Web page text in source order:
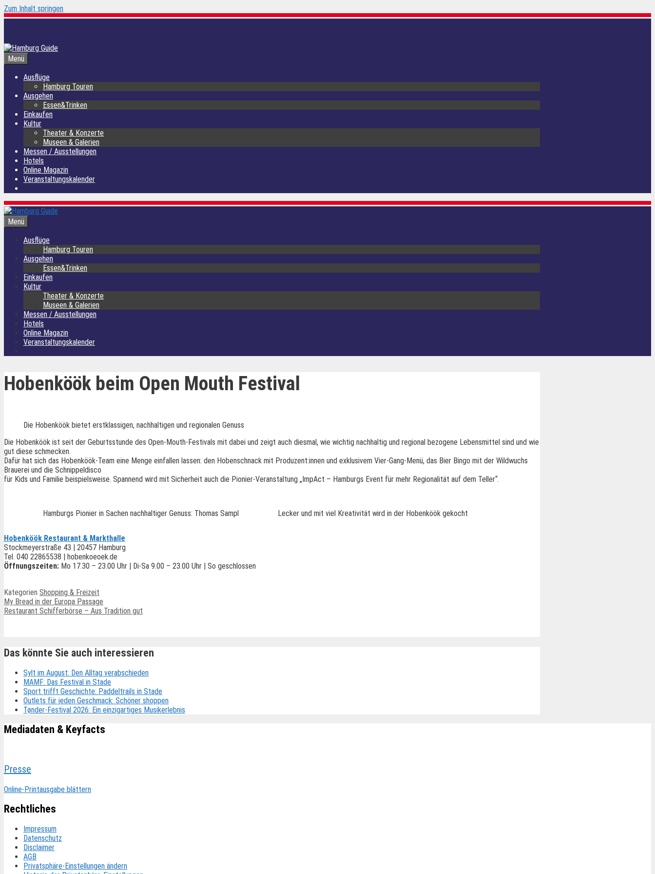
Zum Inhalt springen
Menü
Ausflüge
Hamburg Touren
Ausgehen
Essen&Trinken
Einkaufen
Kultur
Theater & Konzerte
Museen & Galerien
Messen / Ausstellungen
Hotels
Online Magazin
Veranstaltungskalender
Menü
Ausflüge
Hamburg Touren
Ausgehen
Essen&Trinken
Einkaufen
Kultur
Theater & Konzerte
Museen & Galerien
Messen / Ausstellungen
Hotels
Online Magazin
Veranstaltungskalender
Hobenköök beim Open Mouth Festival
Die Hobenköök bietet erstklassigen, nachhaltigen und regionalen Genuss
Die Hobenköök ist seit der Geburtsstunde des Open-Mouth-Festivals mit dabei und zeigt auch diesmal, wie wichtig nachhaltig und regional bezogene Lebensmittel sind und wie
gut diese schmecken.
Dafür hat sich das Hobenköök-Team eine Menge einfallen lassen: den Hobenschnack mit Produzent:innen und exklusivem Vier-Gang-Menü, das Bier Bingo mit der Wildwuchs
Brauerei und die Schnippeldisco
für Kids und Familie beispielsweise. Spannend wird mit Sicherheit auch die Pionier-Veranstaltung „ImpAct – Hamburgs Event für mehr Regionalität auf dem Teller“.
Hamburgs Pionier in Sachen nachhaltiger Genuss: Thomas Sampl Lecker und mit viel Kreativität wird in der Hobenköök gekocht
Hobenköök Restaurant & Markthalle
Stockmeyerstraße 43 | 20457 Hamburg
Tel. 040 22865538 | hobenkoeoek.de
Öffnungszeiten: Mo 17.30 – 23.00 Uhr | Di-Sa 9.00 – 23.00 Uhr | So geschlossen
Kategorien Shopping & Freizeit
My Bread in der Europa Passage
Restaurant Schifferbörse – Aus Tradition gut
Das könnte Sie auch interessieren
Sylt im August: Den Alltag verabschieden
MAMF: Das Festival in Stade
Sport trifft Geschichte: Paddeltrails in Stade
Outlets für jeden Geschmack: Schöner shoppen
Tønder-Festival 2026: Ein einzigartiges Musikerlebnis
Mediadaten & Keyfacts
Presse
Online-Printausgabe blättern
Rechtliches
Impressum
Datenschutz
Disclaimer
AGB
Privatsphäre-Einstellungen ändern